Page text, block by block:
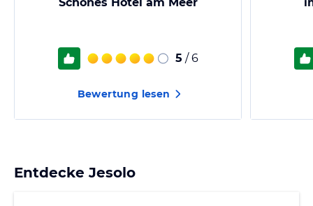
5 / 6
Bewertung lesen
Entdecke Jesolo